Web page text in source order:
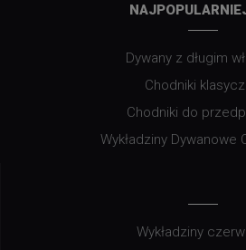
Dywany z długim
Chodniki
Chodniki do
Wykładziny Dywanowe
Wykładziny